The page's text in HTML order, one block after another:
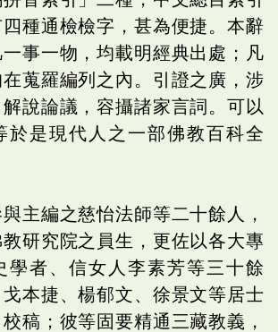
種通檢檢字，甚為便捷。本辭
事一物，均載明經典出處；凡
蒐羅編列之內。引證之廣，涉
說論議，容攝諸家言詞。可以
於是現代人之一部佛教百科全
主編之慈怡法師等二十餘人，
研究院之員生，更佐以各大專
學者、信女人李素芳等三十餘
戈本捷、楊郁文、徐景文等居士
稿；彼等固要精通三藏教義，